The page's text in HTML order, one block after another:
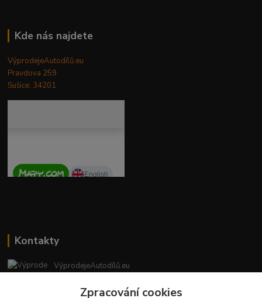
Kde nás najdete
VýprodejeAutodílů.eu
Pravdova 259
Sušice, 34201
Kontakty
VýprodejeAutodílů.eu
(Po-Pá, 9-16 hod.)
Zpracování cookies